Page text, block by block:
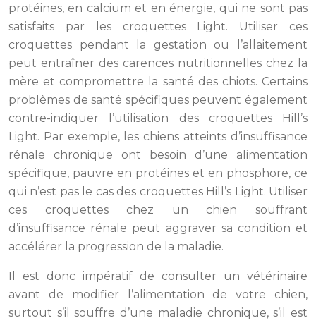
protéines, en calcium et en énergie, qui ne sont pas
satisfaits par les croquettes Light. Utiliser ces
croquettes pendant la gestation ou l’allaitement
peut entraîner des carences nutritionnelles chez la
mère et compromettre la santé des chiots. Certains
problèmes de santé spécifiques peuvent également
contre-indiquer l’utilisation des croquettes Hill’s
Light. Par exemple, les chiens atteints d’insuffisance
rénale chronique ont besoin d’une alimentation
spécifique, pauvre en protéines et en phosphore, ce
qui n’est pas le cas des croquettes Hill’s Light. Utiliser
ces croquettes chez un chien souffrant
d’insuffisance rénale peut aggraver sa condition et
accélérer la progression de la maladie.
Il est donc impératif de consulter un vétérinaire
avant de modifier l’alimentation de votre chien,
surtout s’il souffre d’une maladie chronique, s’il est